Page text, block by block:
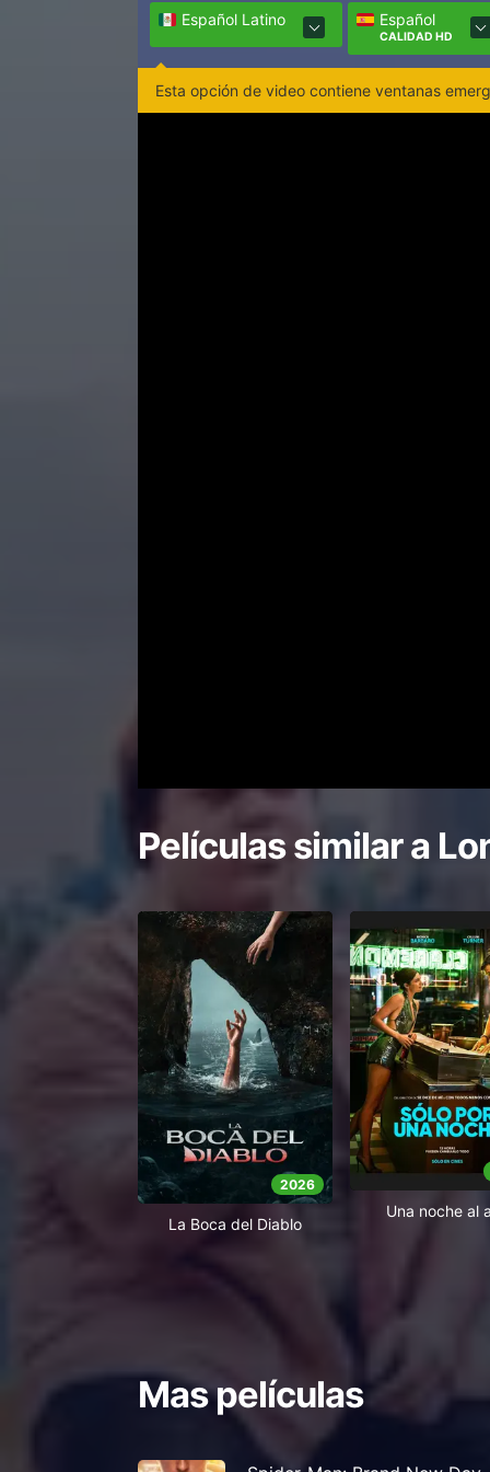
Español Latino Español
CALIDAD HD
Esta opción de video contiene ventanas
Películas similar a
2026
La Boca del Diablo
Una noche al
Mas películas